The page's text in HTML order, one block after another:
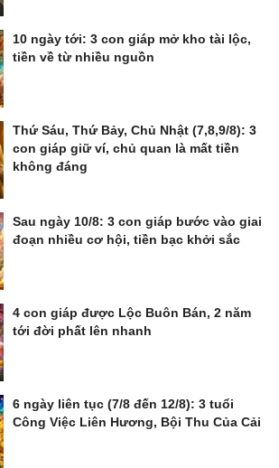
10 ngày tới: 3 con giáp mở kho tài lộc,
tiền về từ nhiều nguồn
Thứ Sáu, Thứ Bảy, Chủ Nhật (7,8,9/8): 3
con giáp giữ ví, chủ quan là mất tiền
không đáng
Sau ngày 10/8: 3 con giáp bước vào giai
đoạn nhiều cơ hội, tiền bạc khởi sắc
4 con giáp được Lộc Buôn Bán, 2 năm
tới đời phất lên nhanh
6 ngày liên tục (7/8 đến 12/8): 3 tuổi
Công Việc Liên Hương, Bội Thu Của Cải